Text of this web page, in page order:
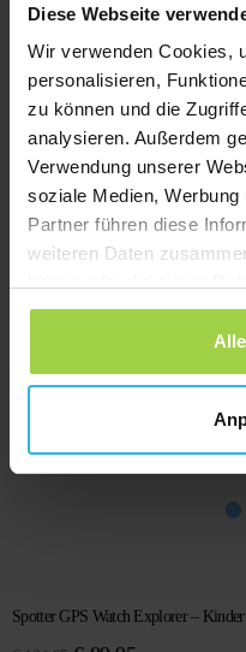
Diese Webseite
Wir verwenden Cookies,
personalisieren,
zu können und die
analysieren. Außerdem
Verwendung unserer
soziale Medien,
Partner führen diese
weiteren Daten
gesammelt haben.
Spotter Senior GPS Watch (4G) –
104,95 Ursprünglicher
Preis
war:
€ 104,95
€69,95Aktueller
Preis
ist:
€ 69,95.
Jetzt bestellen
Spotter GPS Watch Explorer –